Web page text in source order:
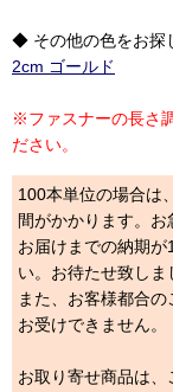
◆ その他の色をお
2cm ゴールド
※ファスナーの長さ
ださい。
100本単位の場合は
間がかかります。お
お届けまでの納期
い。お待たせ致しま
また、お客様都合
お受けできません。
お取り寄せ商品は